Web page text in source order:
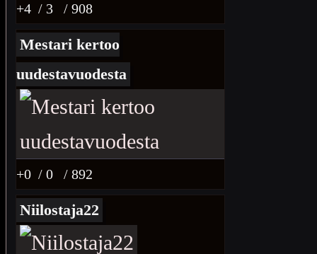
+4 / 3 / 908
Mestari kertoo
uudestavuodesta
+0 / 0 / 892
Niilostaja22